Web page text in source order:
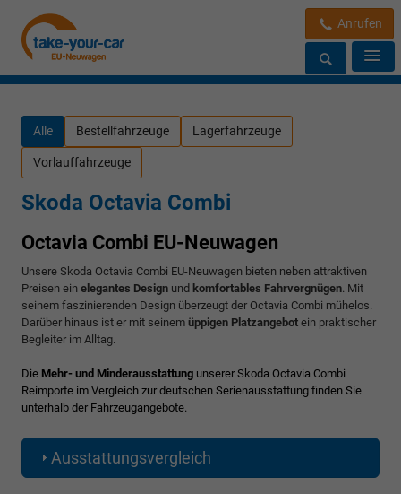
Anrufen
Alle Bestellfahrzeuge Lagerfahrzeuge
Vorlauffahrzeuge
Skoda Octavia Combi
Octavia Combi EU-Neuwagen
Unsere Skoda Octavia Combi EU-Neuwagen bieten neben attraktiven
Preisen ein elegantes Design und komfortables Fahrvergnügen . Mit
seinem faszinierenden Design überzeugt der Octavia Combi mühelos.
Darüber hinaus ist er mit seinem üppigen Platzangebot ein praktischer
Begleiter im Alltag.
Die Mehr- und Minderausstattung unserer Skoda Octavia Combi
Reimporte im Vergleich zur deutschen Serienausstattung finden Sie
unterhalb der Fahrzeugangebote.
Ausstattungsvergleich